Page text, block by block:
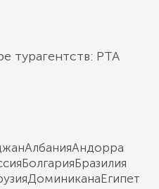
турагентств: РТА
АлбанияАндорра
БолгарияБразилия
ДоминиканаЕгипет